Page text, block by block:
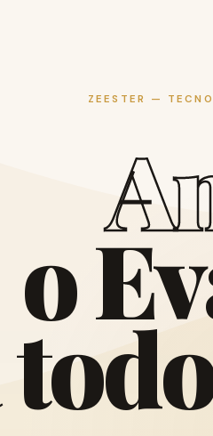
ZEESTER —
A
oEv
tod